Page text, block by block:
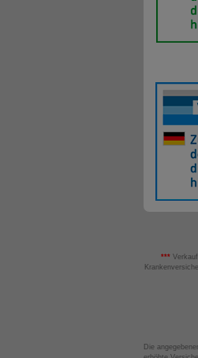
***
Die